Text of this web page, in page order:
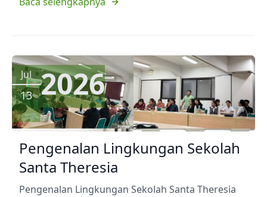
Jul
13 2026
Pengenalan Lingkungan Sekolah
Santa Theresia
Pengenalan Lingkungan Sekolah Santa Theresia